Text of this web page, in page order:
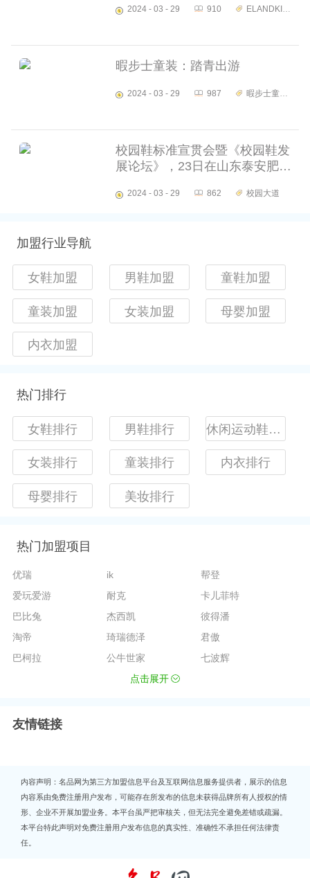
2024 - 03 - 29 910 ELANDKIDS
暇步士童装：踏青出游
2024 - 03 - 29 987 暇步士童装
校园鞋标准宣贯会暨《校园鞋发
展论坛》，23日在山东泰安肥城
推广的破冰之旅，正式开启！
2024 - 03 - 29 862 校园大道
加盟行业导航
女鞋加盟 男鞋加盟 童鞋加盟
童装加盟 女装加盟 母婴加盟
内衣加盟
热门排行
女鞋排行 男鞋排行 休闲运动鞋排行
女装排行 童装排行 内衣排行
母婴排行 美妆排行
热门加盟项目
优瑞 ik
帮登
爱玩爱游
耐克
卡儿菲特
巴比兔
杰西凯
彼得潘
淘帝
琦瑞德泽
君傲
巴柯拉
公牛世家
七波辉
点击展开
友情链接
内容声明：名品网为第三方加盟信息平台及互联网信息服务提供者，展示的信息
内容系由免费注册用户发布，可能存在所发布的信息未获得品牌所有人授权的情
形、企业不开展加盟业务。本平台虽严把审核关，但无法完全避免差错或疏漏。
本平台特此声明对免费注册用户发布信息的真实性、准确性不承担任何法律责
任。